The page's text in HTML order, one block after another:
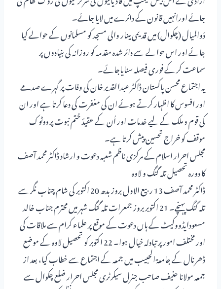
جائے اورانہیں قانون کے دائرے میں لایا جائے۔
دُوالمیال (چکوال) میں قدیمی مینار والی مسجد کو مسلمانوں کے حوالے کیا
جائے اور اس حوالے سے دائر شدہ مقدمہ کو روزانہ کی بنیادوں پر
سماعت کر کے فوری فیصلہ سنایاجائے۔
یہ اجتماع محسن پاکستان ڈاکٹر عبدالقدیر خان کی وفات پر گہرے صدمے
اور افسوس کا اظہار کرتے ہوئے ان کی مغفرت کی دعا کرتا ہے اور ان
کی قوم و ملک کے لیے خدمات اور اُن کے عقیدٔ ختم نبوت پر دوٹوک
موقف کو خراج تحسین پیش کرتا ہے۔
مجلس احرار اسلام کے مرکزی ناظم شعبہ دعوت و ارشاد ڈاکٹر محمد آصف
کا دورہ تحصیل تلہ گنگ و لاوہ
ڈاکٹر محمد آصف 13 ربیع الاول بروز بدھ 20 اکتوبر کی شام چناب نگر سے
تلہ گنگ پہنچے۔ 21 اکتوبر بروز جمعرات تلہ گنگ شہر میں محترم جناب خالد
مسعودایڈووکیٹ کے ہاں دعوت کے موقع پر علماء کرام سے ملاقات کی
اور مختلف امور پر تبادلہ خیال ہوا۔ 22 اکتوبر کو تحصیل لاوہ کے موضع
ڈھرنال کے جامعۃ الحبیب میں جمعہ کے اجتماع سے خطاب کیا، بعد از
جمعہ مولانا حنیف صاحب جنرل سیکرٹری مجلس احرار ضلع چکوال سے